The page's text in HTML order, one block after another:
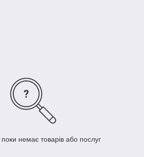
поки немає товарів або послуг